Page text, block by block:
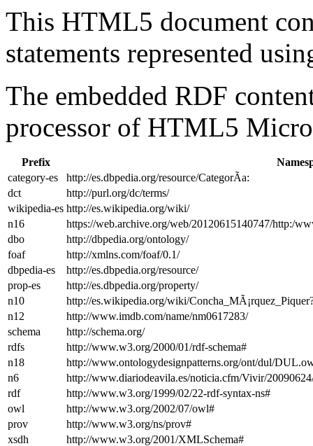
This HTML5 document
statements represented
The embedded RDF
processor of HTML5
Prefix
category-es
http://es.dbpedia.org/resource/CategorÃ­a:
dct
http://purl.org/dc/terms/
wikipedia-es http://es.wikipedia.org/wiki/
n16
https://web.archive.org/web/20120615140747/http:/
dbo
http://dbpedia.org/ontology/
foaf
http://xmlns.com/foaf/0.1/
dbpedia-es
http://es.dbpedia.org/resource/
prop-es
http://es.dbpedia.org/property/
n10
http://es.wikipedia.org/wiki/
n12
http://www.imdb.com/name/nm0617283/
schema
http://schema.org/
rdfs
http://www.w3.org/2000/01/rdf-schema#
n18
http://www.ontologydesignpatterns.org/ont/dul/
n6
http://www.diariodeavila.es/noticia.cfm/Vivir/
rdf
http://www.w3.org/1999/02/22-rdf-syntax-ns#
owl
http://www.w3.org/2002/07/owl#
prov
http://www.w3.org/ns/prov#
xsdh
http://www.w3.org/2001/XMLSchema#